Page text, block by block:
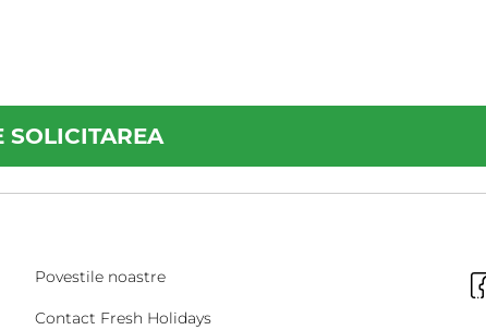
Povestile noastre
Contact Fresh Holidays